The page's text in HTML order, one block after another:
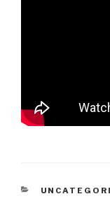
KATEGORIER